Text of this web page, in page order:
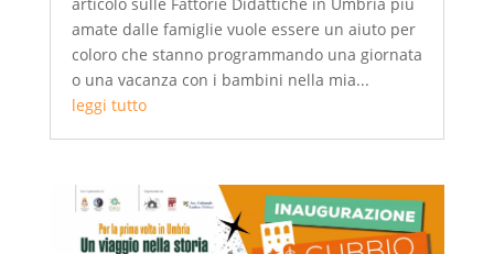
amate dalle famiglie vuole essere un aiuto per
coloro che stanno programmando una giornata
o una vacanza con i bambini nella mia...
leggi tutto